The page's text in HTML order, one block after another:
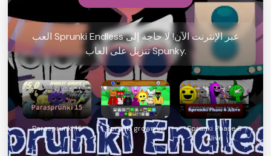
العب Sprunki Endless عبر الإنترنت الآن! لا حاجة إلى
تنزيل على العاب Spunky.
Parasprunki 15 Sprunki grown up
Sprunki Phase 6
Alive